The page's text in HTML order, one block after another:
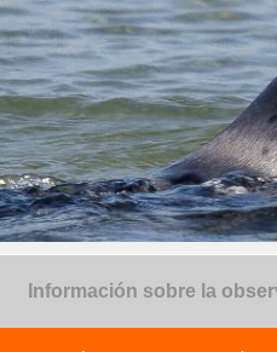
Información sobre la